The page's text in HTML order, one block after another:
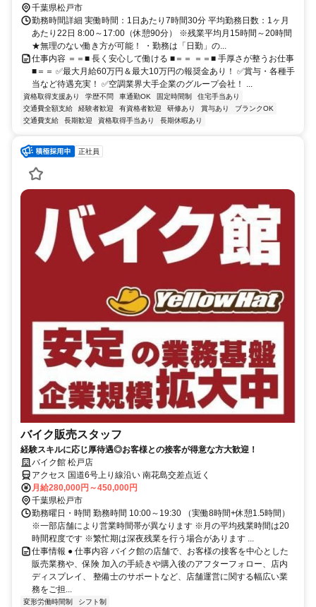
千葉県松戸市
勤務時間詳細 実働時間：1日あたり7時間30分 平均勤務日数：1ヶ月
あたり22日 8:00～17:00（休憩90分） ※残業平均月15時間～20時間
★無理のない働き方が可能！ ・勤務は「日勤」の...
仕事内容 ＝＝■ 長く安心して働ける ■＝＝ ＝＝■ 手厚さが整うお仕事
■＝＝ ✅最大月給60万円＆最大10万円の報奨金あり！ ✅賞与・各種手
当など待遇充実！ ✅空調業界大手企業のグループ会社！ ...
資格取得支援あり 学歴不問 車通勤OK 固定時間制
住宅手当あり
交通費全額支給
経験者歓迎 有資格者歓迎 研修あり 賞与あり
ブランクOK
交通費支給
長期歓迎 資格取得手当あり 長期休暇あり
正社員
バイク販売スタッフ
経験スキルに応じ厚待遇◎お客様との接客が得意な方大歓迎！
バイク館 松戸店
アクセス 国道6号上り線沿い 南花島交差点近く
月給280,000円～450,000円
千葉県松戸市
勤務曜日・時間 勤務時間 10:00～19:30 （実働8時間+休憩1.5時間）
※一部店舗により営業時間帯が異なります ※月の平均残業時間は20
時間程度です ※繁忙期は深夜残業を行う場合があります ...
仕事情報 ● 仕事内容 バイク館の店舗で、お客様の接客を中心とした
販売業務や、保険 加入の手続きや購入後のアフターフォロー、店内
ディスプレイ、 整備士のサポートなど、店舗運営に関する幅広い業
務をご担...
変形労働時間制 シフト制